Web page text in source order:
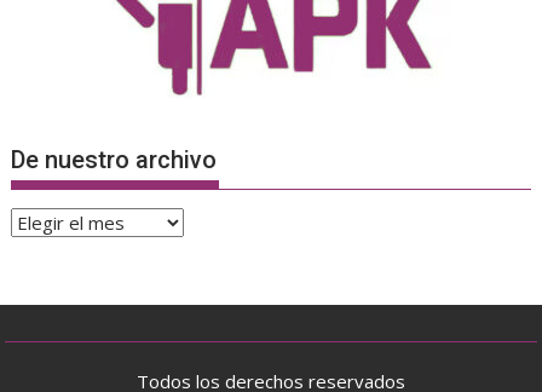
De nuestro archivo
De
Todos los derechos reservados